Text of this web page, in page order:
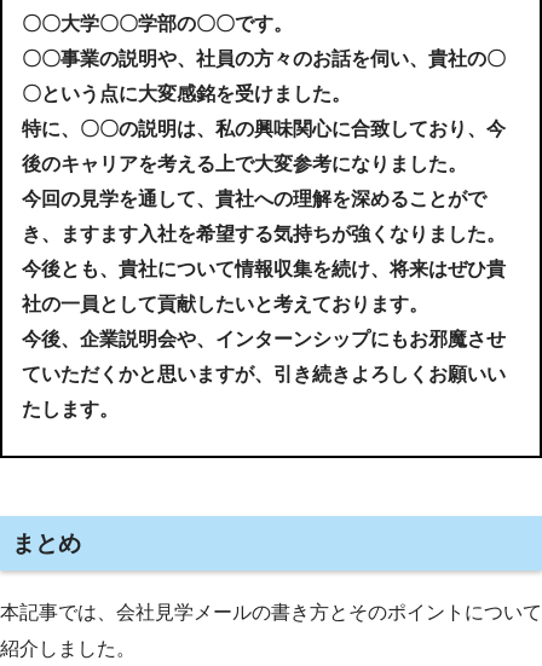
〇〇大学〇〇学部の〇〇です。
〇〇事業の説明や、社員の方々のお話を伺い、貴社の〇
〇という点に大変感銘を受けました。
特に、〇〇の説明は、私の興味関心に合致しており、今
後のキャリアを考える上で大変参考になりました。
今回の見学を通して、貴社への理解を深めることがで
き、ますます入社を希望する気持ちが強くなりました。
今後とも、貴社について情報収集を続け、将来はぜひ貴
社の一員として貢献したいと考えております。
今後、企業説明会や、インターンシップにもお邪魔させ
ていただくかと思いますが、引き続きよろしくお願いい
たします。
まとめ
本記事では、会社見学メールの書き方とそのポイントについて
紹介しました。